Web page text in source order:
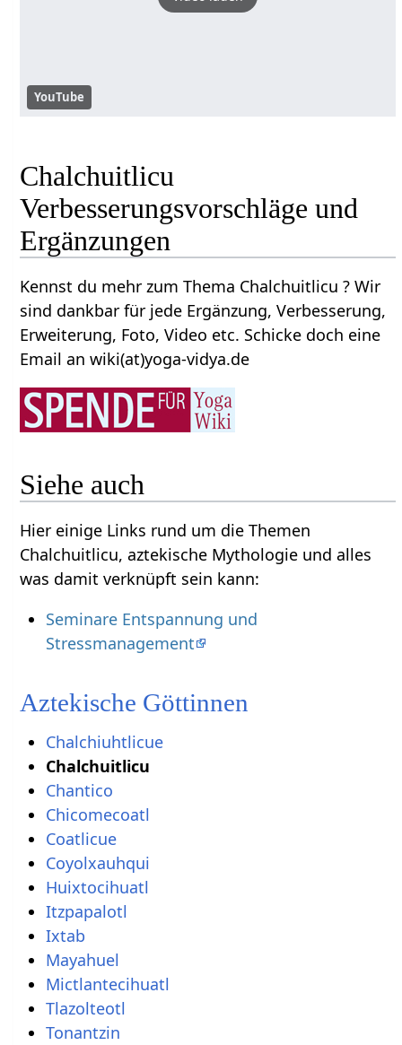
YouTube
Chalchuitlicu
Verbesserungsvorschläge und
Ergänzungen
Kennst du mehr zum Thema Chalchuitlicu ? Wir
sind dankbar für jede Ergänzung, Verbesserung,
Erweiterung, Foto, Video etc. Schicke doch eine
Email an wiki(at)yoga-vidya.de
Siehe auch
Hier einige Links rund um die Themen
Chalchuitlicu, aztekische Mythologie und alles
was damit verknüpft sein kann:
Seminare Entspannung und
Stressmanagement
Aztekische Göttinnen
Chalchiuhtlicue
Chalchuitlicu
Chantico
Chicomecoatl
Coatlicue
Coyolxauhqui
Huixtocihuatl
Itzpapalotl
Ixtab
Mayahuel
Mictlantecihuatl
Tlazolteotl
Tonantzin